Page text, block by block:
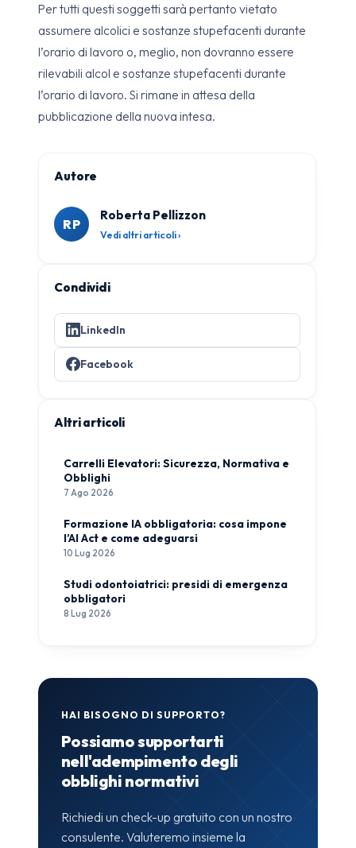
Per tutti questi soggetti sarà pertanto vietato
assumere alcolici e sostanze stupefacenti durante
l’orario di lavoro o, meglio, non dovranno essere
rilevabili alcol e sostanze stupefacenti durante
l’orario di lavoro. Si rimane in attesa della
pubblicazione della nuova intesa.
Autore
RP
Roberta Pellizzon
Vedi altri articoli ›
Condividi
LinkedIn
Facebook
Altri articoli
Carrelli Elevatori: Sicurezza, Normativa e
Obblighi
7 Ago 2026
Formazione IA obbligatoria: cosa impone
l’AI Act e come adeguarsi
10 Lug 2026
Studi odontoiatrici: presidi di emergenza
obbligatori
8 Lug 2026
HAI BISOGNO DI SUPPORTO?
Possiamo supportarti
nell'adempimento degli
obblighi normativi
Richiedi un check-up gratuito con un nostro
consulente. Valuteremo insieme la